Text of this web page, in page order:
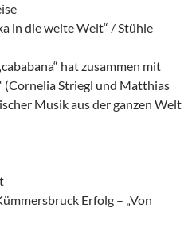
in die weite Welt“ / Stühle
hat zusammen mit
(Cornelia Striegl und Matthias
Musik aus der ganzen Welt
Erfolg – „Von